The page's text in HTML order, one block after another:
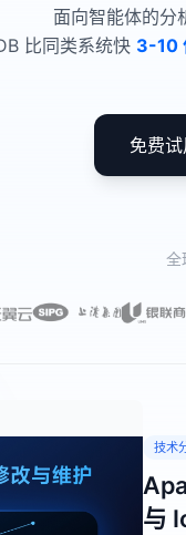
面向智能体的分
比同类系统快 3-10
免费试
全
技术
14